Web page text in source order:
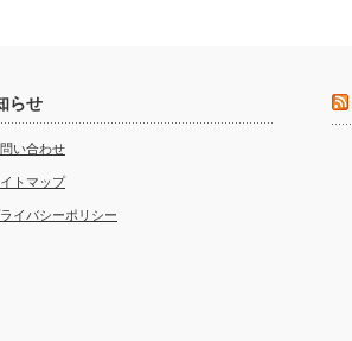
らせ
い合わせ
トマップ
イバシーポリシー